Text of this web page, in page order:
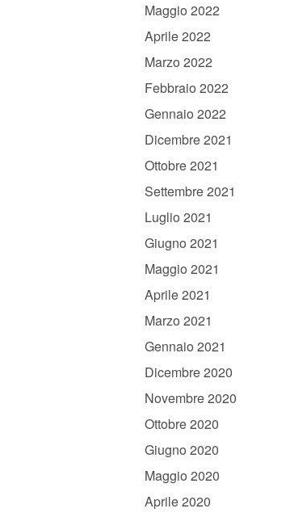
Maggio 2022
Aprile 2022
Marzo 2022
Febbraio 2022
Gennaio 2022
Dicembre 2021
Ottobre 2021
Settembre 2021
Luglio 2021
Giugno 2021
Maggio 2021
Aprile 2021
Marzo 2021
Gennaio 2021
Dicembre 2020
Novembre 2020
Ottobre 2020
Giugno 2020
Maggio 2020
Aprile 2020